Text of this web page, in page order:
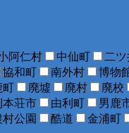
阿仁村 中仙町 二
協和町 南外村 博物
町 廃墟 廃村 廃校
本荘市 由利町 男鹿
村公園 酷道 金浦町